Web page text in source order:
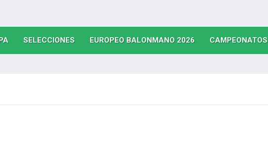
(CURRENT)
SELECCIONES(CURRENT)
EUROPEO BALONMANO 2026(CURRENT)
CAMPEONATOS